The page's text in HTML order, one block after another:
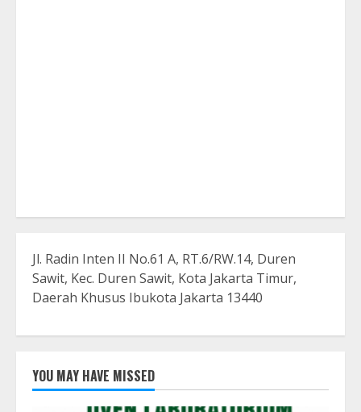
Jl. Radin Inten II No.61 A, RT.6/RW.14, Duren
Sawit, Kec. Duren Sawit, Kota Jakarta Timur,
Daerah Khusus Ibukota Jakarta 13440
YOU MAY HAVE MISSED